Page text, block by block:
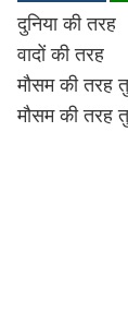
Lyrics
Lyrics
Lyrics
Kannada
Lyrics
दुनिया की तरह
वादों की तरह
मौसम की तरह
मौसम की तरह